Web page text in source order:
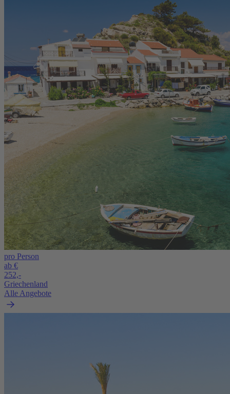
pro Person
ab €
252,-
Griechenland
Alle Angebote